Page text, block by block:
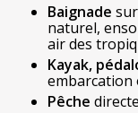
Baignade
naturel,
air des
Kayak,
embarcation
Pêche